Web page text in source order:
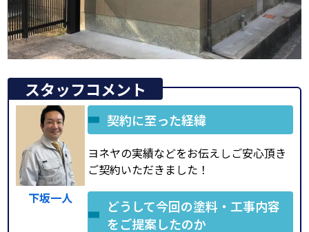
スタッフコメント
下坂一人
契約に至った経緯
ヨネヤの実績などをお伝えしご安心頂き
ご契約いただきました！
どうして今回の塗料・工事内容
をご提案したのか